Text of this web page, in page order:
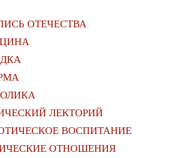
ОТЕЧЕСТВА
ЛЕКТОРИЙ
ВОСПИТАНИЕ
ОТНОШЕНИЯ